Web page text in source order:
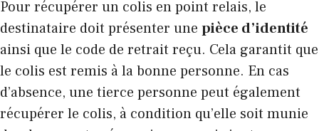
Pour récupérer un colis en point relais, le
destinataire doit présenter une pièce d’identité
ainsi que le code de retrait reçu. Cela garantit que
le colis est remis à la bonne personne. En cas
d’absence, une tierce personne peut également
récupérer le colis, à condition qu’elle soit munie